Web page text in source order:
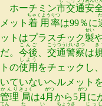
ホーチミン市交通安
メット 着用
ちゃくよう
率
りつ
は99％に
ットはプラスチック製
せい
だ。 今後
こんご
交通
こうつう
警察
けいさつ
は
き
トの使用
しよう
をチェックし、
いていないヘルメット
管理
かんり
局
きょく
は4月
がつ
から5月
がつ
に
てん た い ちょうさ じっし